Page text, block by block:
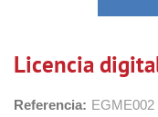
Licencia
Referencia: EGME002